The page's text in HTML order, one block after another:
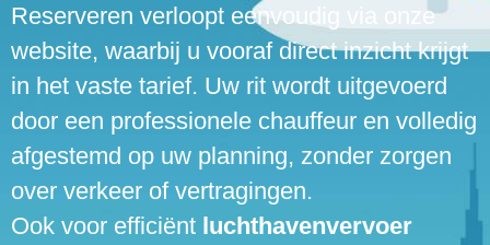
Reserveren verloopt eenvoudig via onze
website, waarbij u vooraf direct inzicht krijgt
in het vaste tarief. Uw rit wordt uitgevoerd
door een professionele chauffeur en volledig
afgestemd op uw planning, zonder zorgen
over verkeer of vertragingen.
Ook voor efficiënt luchthavenvervoer